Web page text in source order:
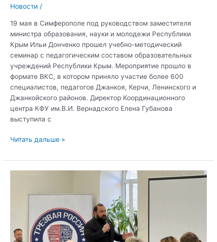
Новости /
19 мая в Симферополе под руководством заместителя
министра образования, науки и молодежи Республики
Крым Ильи Донченко прошел учебно-методический
семинар с педагогическим составом образовательных
учреждений Республики Крым. Мероприятие прошло в
формате ВКС, в котором приняло участие более 600
специалистов, педагогов Джанкоя, Керчи, Ленинского и
Джанкойского районов. Директор Координационного
центра КФУ им.В.И. Вернадского Елена Губанова
выступила с
Директор
центра
КФУ
Губанова
рассказала
Читать дальше »